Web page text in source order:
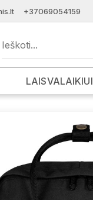
+37069054159
LAISVALAIKIUI